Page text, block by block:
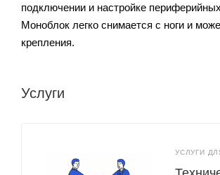
подключении и настройке
Моноблок легко снимается с ноги и
крепления.
Услуги
УСЛУГИ